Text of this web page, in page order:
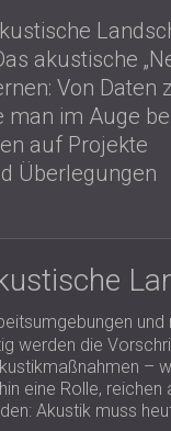
akustische
Von Daten
man im Auge
auf Projekte
Überlegungen
werden die
–
eine Rolle,
Akustik muss